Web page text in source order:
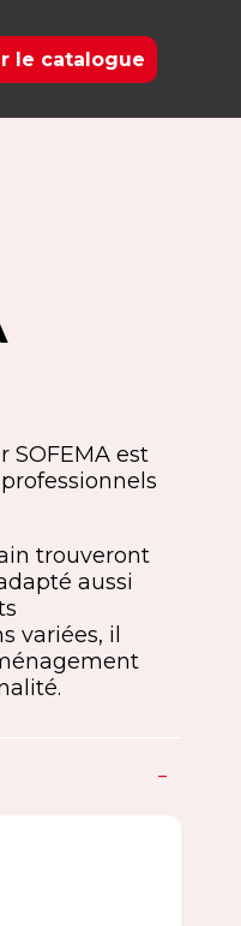
le catalogue
SOFEMA est
trouveront
aussi
variées, il